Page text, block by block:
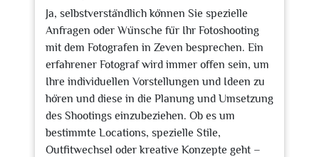
Ja, selbstverständlich können Sie spezielle
Anfragen oder Wünsche für Ihr Fotoshooting
mit dem Fotografen in Zeven besprechen. Ein
erfahrener Fotograf wird immer offen sein, um
Ihre individuellen Vorstellungen und Ideen zu
hören und diese in die Planung und Umsetzung
des Shootings einzubeziehen. Ob es um
bestimmte Locations, spezielle Stile,
Outfitwechsel oder kreative Konzepte geht –